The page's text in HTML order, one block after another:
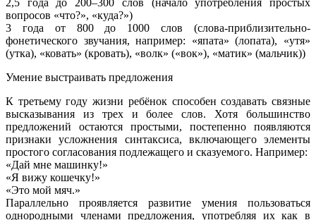
2,5 года до 200–300 слов (начало употребления простых
вопросов «что?», «куда?»)
3 года от 800 до 1000 слов (слова-приблизительно-
фонетического звучания, например: «япата» (лопата), «утя»
(утка), «ковать» (кровать), «волк» («вок»), «матик» (мальчик))
Умение выстраивать предложения
К третьему году жизни ребёнок способен создавать связные
высказывания из трех и более слов. Хотя большинство
предложений остаются простыми, постепенно появляются
признаки усложнения синтаксиса, включающего элементы
простого согласования подлежащего и сказуемого. Например:
«Дай мне машинку!»
«Я вижу кошечку!»
«Это мой мяч.»
Параллельно проявляется развитие умения пользоваться
однородными членами предложения, употребляя их как в